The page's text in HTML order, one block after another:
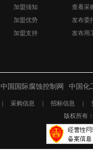
加盟须知
加盟优势
加盟支持
查看采
发布委
发布用
中国国际腐蚀控制网 中国化
| 采购信息 | 招标信息 |
版权所有